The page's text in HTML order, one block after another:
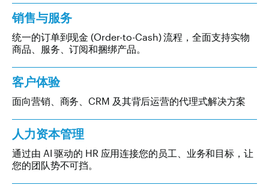
销售与服务
统一的订单到现金 (Order-to-Cash) 流程，全面支持实物
商品、服务、订阅和捆绑产品。
客户体验
面向营销、商务、CRM 及其背后运营的代理式解决方案
人力资本管理
通过由 AI 驱动的 HR 应用连接您的员工、业务和目标，让
您的团队势不可挡。